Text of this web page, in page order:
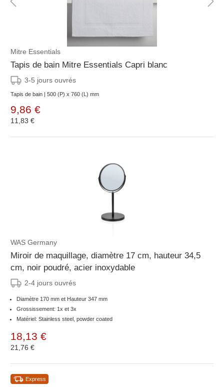
Mitre Essentials
Tapis de bain Mitre Essentials Capri blanc
3-5 jours ouvrés
Tapis de bain | 500 (P) x 760 (L) mm
9,86 €
11,83 €
WAS Germany
Miroir de maquillage, diamètre 17 cm, hauteur 34,5
cm, noir poudré, acier inoxydable
2-4 jours ouvrés
Diamètre 170 mm et Hauteur 347 mm
Grossissement: 1x et 3x
Matériel: Stainless steel, powder coated
18,13 €
21,76 €
Express